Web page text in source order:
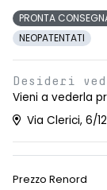
PRONTA
NEOPATENTATI
Desideri
Vieni a vederla
Via Clerici, 6/
Prezzo Renord